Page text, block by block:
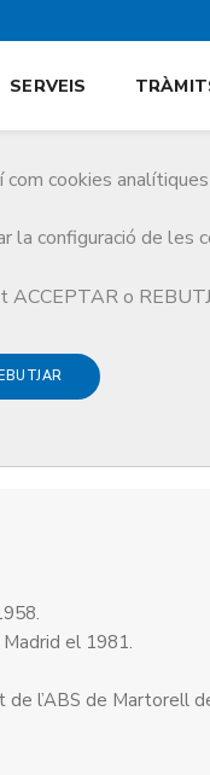
cookies
la configuració de les
ACCEPTAR o
SERVEIS
el 1981.
de l’ABS de Martorell